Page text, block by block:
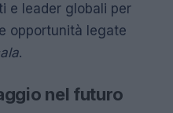
e leader globali per
opportunità legate
.
nel futuro